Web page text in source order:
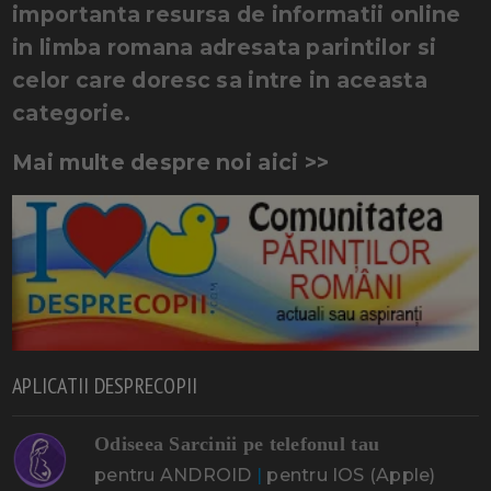
importanta resursa de informatii online
in limba romana adresata parintilor si
celor care doresc sa intre in aceasta
categorie.
Mai multe despre noi aici >>
APLICATII DESPRECOPII
Odiseea Sarcinii pe telefonul tau
pentru ANDROID | pentru IOS (Apple)